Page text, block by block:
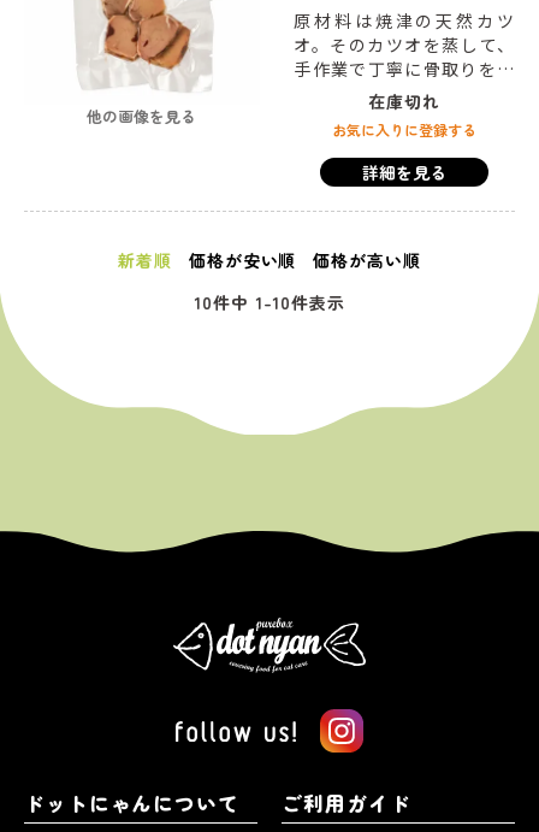
他の画像を見る
原材料は焼津の天然カツ
オ。そのカツオを蒸して、
手作業で丁寧に骨取りをし
た後、かまどの直火でじっ
くり燻しながら乾燥させる
伝統の薫製技術“手火山式焙
乾”にかけました。身は厚み
があり、噛めば噛むほど旨
みが出て食べごたえ抜群！
りが、愛猫の心をつかみま
在庫切れ
詳細を見る
お気に入りに登録する
新着順 価格が安い順
価格が高い順
10件中 1-10件表示
ドットにゃんについて ご利用ガイド